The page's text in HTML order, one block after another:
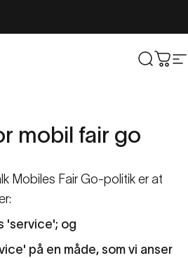
Søg
mobil fair go
Mobiles Fair Go-politik er at
'service'; og
på en måde, som vi anser